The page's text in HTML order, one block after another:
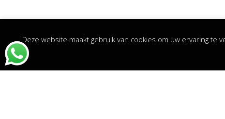
Deze website maakt gebruik van cookies om uw ervaring te